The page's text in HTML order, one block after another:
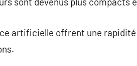
artificielle offrent une